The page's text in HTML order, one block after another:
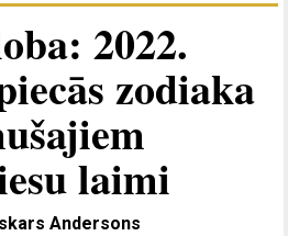
2022.
zodiaka
laimi
Andersons